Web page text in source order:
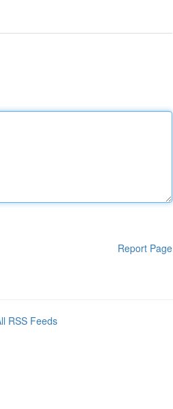
Report Page
RSS Feeds